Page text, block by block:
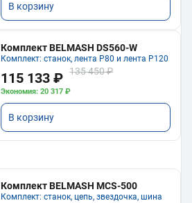
В корзину
Комплект BELMASH DS560-W
Комплект: станок, лента P80 и лента P120
115 133 ₽ 135 450 ₽
Экономия: 20 317 ₽
В корзину
Комплект BELMASH MCS-500
Комплект: станок, цепь, звездочка, шина